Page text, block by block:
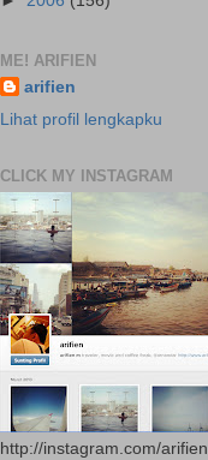
ME! ARIFIEN
arifien
Lihat profil lengkapku
CLICK MY INSTAGRAM
http://instagram.com/arifien